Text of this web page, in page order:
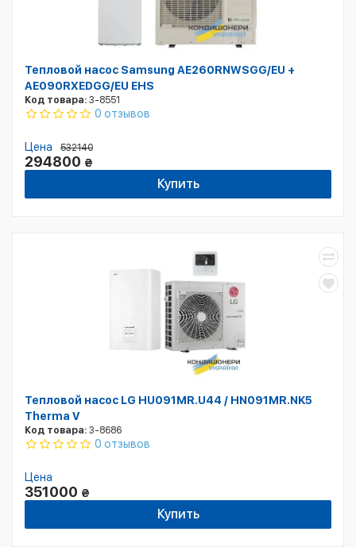
Тепловой насос Samsung AE260RNWSGG/EU +
AE090RXEDGG/EU EHS
Код товара: 3-8551
0 отзывов
Цена 532140
294800 ₴
Купить
Тепловой насос LG HU091MR.U44 / HN091MR.NK5
Therma V
Код товара: 3-8686
0 отзывов
Цена
351000 ₴
Купить